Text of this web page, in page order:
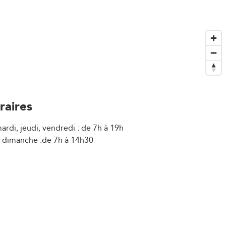
jeudi, vendredi : de 7h à 19h
:de 7h à 14h30